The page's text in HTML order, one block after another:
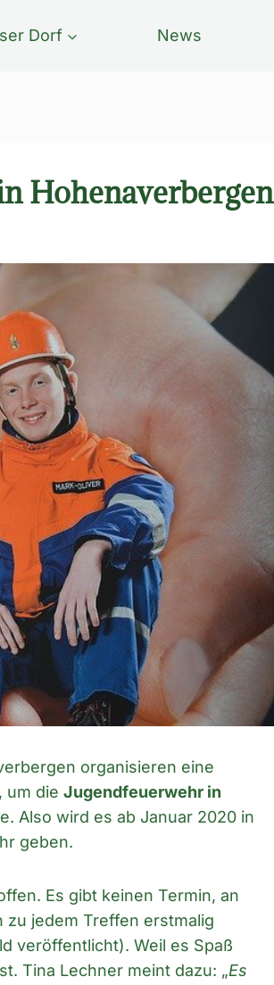
Dorf News
Hohenaverbergen
organisieren eine
um die Jugendfeuerwehr in
Also wird es ab Januar 2020 in
geben.
Es gibt keinen Termin, an
jedem Treffen erstmalig
veröffentlicht). Weil es Spaß
Tina Lechner meint dazu: „Es